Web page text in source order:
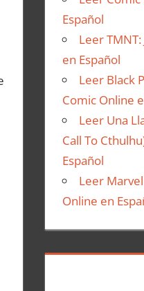
Español
Leer
en Español
Leer Black
Comic Online
Leer Una
Call To
Español
Leer
Online en